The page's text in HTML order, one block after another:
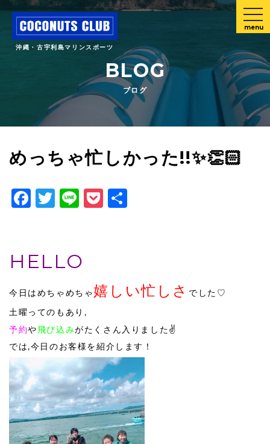
沖縄・古宇利島マリンスポーツ
menu
BLOG
ブログ
めっちゃ忙しかった!!✨👏🏻
Facebook
Twitter
LinePocket
HELLO
今日はめちゃめちゃ嬉しい忙しさ でした♡
土曜ってのもあり,
予約や飛び込みがたくさん入りました✌️
では,今日のお客様を紹介します！